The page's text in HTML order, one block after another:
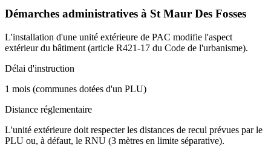
Démarches administratives à St Maur Des Fosses
L'installation d'une unité extérieure de PAC modifie l'aspect
extérieur du bâtiment (article R421-17 du Code de l'urbanisme).
Délai d'instruction
1 mois (communes dotées d'un PLU)
Distance réglementaire
L'unité extérieure doit respecter les distances de recul prévues par le
PLU ou, à défaut, le RNU (3 mètres en limite séparative).